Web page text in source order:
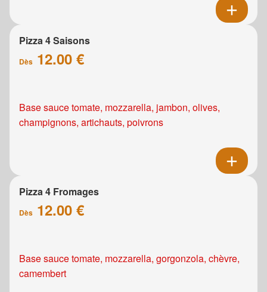
Pizza 4 Saisons
Dès 12.00 €
Base sauce tomate, mozzarella, jambon, olives,
champignons, artichauts, poivrons
Pizza 4 Fromages
Dès 12.00 €
Base sauce tomate, mozzarella, gorgonzola, chèvre,
camembert